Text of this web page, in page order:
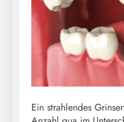
Ein strahlendes